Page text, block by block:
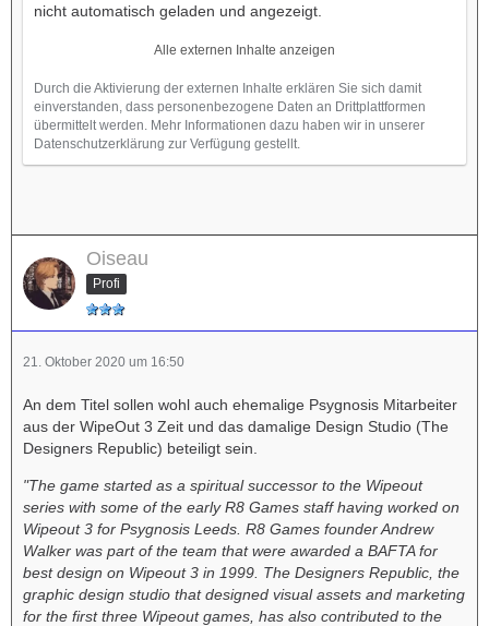
nicht automatisch geladen und angezeigt.
Alle externen Inhalte anzeigen
Durch die Aktivierung der externen Inhalte erklären Sie sich damit
einverstanden, dass personenbezogene Daten an Drittplattformen
übermittelt werden. Mehr Informationen dazu haben wir in unserer
Datenschutzerklärung zur Verfügung gestellt.
Oiseau
Profi
21. Oktober 2020 um 16:50
An dem Titel sollen wohl auch ehemalige Psygnosis Mitarbeiter
aus der WipeOut 3 Zeit und das damalige Design Studio (The
Designers Republic) beteiligt sein.
"The game started as a spiritual successor to the Wipeout
series with some of the early R8 Games staff having worked on
Wipeout 3 for Psygnosis Leeds. R8 Games founder Andrew
Walker was part of the team that were awarded a BAFTA for
best design on Wipeout 3 in 1999. The Designers Republic, the
graphic design studio that designed visual assets and marketing
for the first three Wipeout games, has also contributed to the